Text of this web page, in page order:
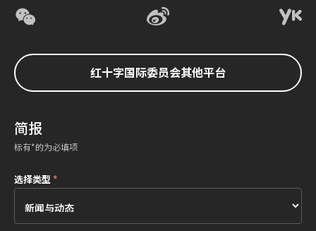
红十字国际委员会其他平台
简报
标有*的为必填项
选择类型*